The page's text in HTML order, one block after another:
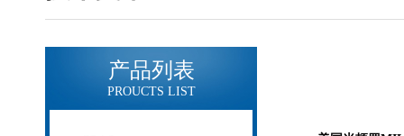
产品列表
PROUCTS LIST